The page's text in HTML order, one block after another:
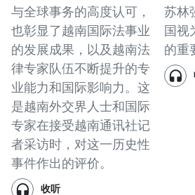
与全球事务的高度认可，
也彰显了越南国际法事业
的发展成果，以及越南法
律专家队伍不断提升的专
业能力和国际影响力。这
是越南外交界人士和国际
专家在接受越南通讯社记
者采访时，对这一历史性
事件作出的评价。
收听
苏林
国视
的重